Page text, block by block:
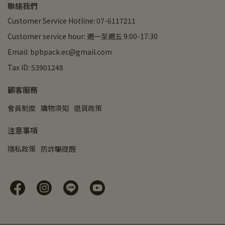
聯絡我們
Customer Service Hotline: 07-6117211
Customer service hour: 週一至週五 9:00-17:30
Email: bpbpack.ec@gmail.com
Tax ID: 53901248
顧客服務
會員制度 購物須知 退貨政策
注意事項
隱私政策 防詐騙提醒